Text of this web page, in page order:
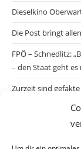
Dieselkino
Die Post bringt
FPÖ – Schnedlitz:
– den Staat geht
Zurzeit sind
Salzburgs Juden
die Gefahr endlich
Biologisches